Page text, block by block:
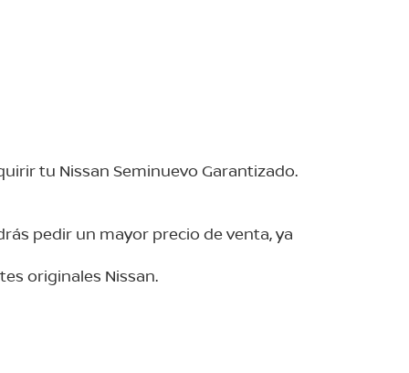
tu Nissan Seminuevo Garantizado.
pedir un mayor precio de venta, ya
originales Nissan.